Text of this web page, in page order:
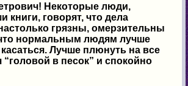
Некоторые люди,
книги, говорят, что дела
грязны, омерзительны
нормальным людям лучше
Лучше плюнуть на все
“головой в песок” и спокойно